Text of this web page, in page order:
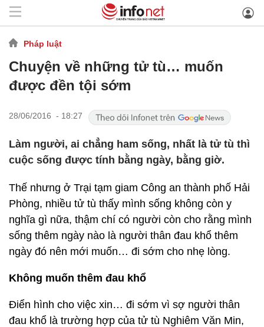
Pháp luật
Chuyện về những tử tù… muốn
được đền tội sớm
28/06/2016 - 18:27
Làm người, ai chẳng ham sống, nhất là tử tù thì
cuộc sống được tính bằng ngày, bằng giờ.
Thế nhưng ở Trại tạm giam Công an thành phố Hải
Phòng, nhiều tử tù thấy mình sống không còn y
nghĩa gì nữa, thậm chí có người còn cho rằng mình
sống thêm ngày nào là người thân đau khổ thêm
ngày đó nên mới muốn… đi sớm cho nhẹ lòng.
Không muốn thêm đau khổ
Điển hình cho việc xin… đi sớm vì sợ người thân
đau khổ là trường hợp của tử tù Nghiêm Văn Min,